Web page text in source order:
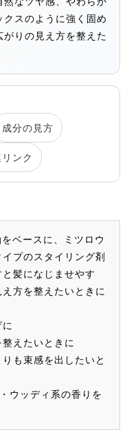
スのように強く固め
りの見え方を整えた
成分の見方
ンク
ベースに、ミツロウ
プのスタイリング剤
髪になじませやす
方を整えたいときに
えたいときに
も束感を出したいと
ウッディ系の香りを